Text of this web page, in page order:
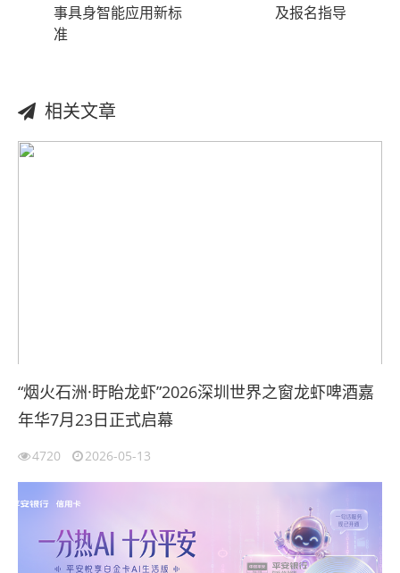
事具身智能应用新标
准
及报名指导
相关文章
“烟火石洲·盱眙龙虾”2026深圳世界之窗龙虾啤酒嘉
年华7月23日正式启幕
4720 2026-05-13